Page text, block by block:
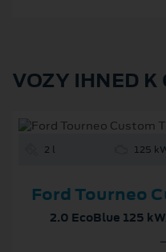
VOZY IHNED K
2 l 125
Ford Tourneo
2.0 EcoBlue 125